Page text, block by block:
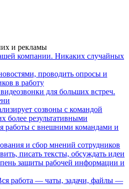
и рекламы
компании. Никаких случайных
проводить опросы и
в работу
для больших встреч.
созвоны с командой
более результативными
работы с внешними командами и
и сбор мнений сотрудников
писать тексты, обсуждать идеи
защиты рабочей информации и
работа — чаты, задачи, файлы —